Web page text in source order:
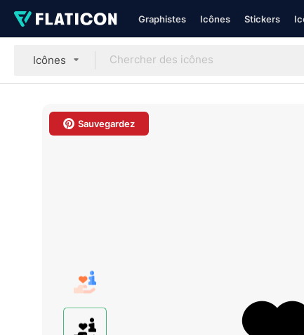
Graphistes Icônes Stickers
Icônes
Sauvegardez